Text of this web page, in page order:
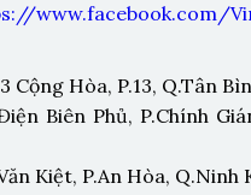
www.facebook.com/
Cộng Hòa, P.13, Q.Tân
Biên Phủ, P.Chính
Kiệt, P.An Hòa, Q.Ninh